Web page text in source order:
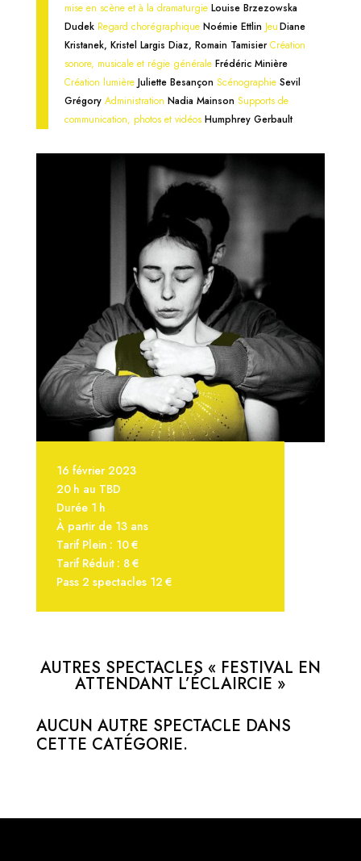
mise en scène et à la dramaturgieLouise Brzezowska
Dudek Regard chorégraphiqueNoémie Ettlin JeuDiane
Kristanek, Kristel Largis Diaz, Romain TamisierCréation
sonore, musicale et régie généraleFrédéric Minière
Création lumièreJuliette Besançon ScénographieSevil
Grégory Administration Nadia Mainson Supports de
communication, photos et vidéosHumphrey Gerbault
16 février 2023
20 h au TBD
Durée 1 h
À partir de 13 ans
Tarif Plein : 10 €
Tarif Réduit : 8 €
Pass 2 spectacles 12 €
AUTRES SPECTACLES « FESTIVAL EN
ATTENDANT L’ÉCLAIRCIE »
AUCUN AUTRE SPECTACLE DANS
CETTE CATÉGORIE.